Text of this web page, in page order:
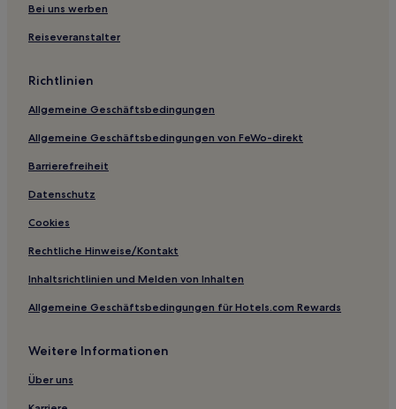
Bei uns werben
Reiseveranstalter
Richtlinien
Allgemeine Geschäftsbedingungen
Allgemeine Geschäftsbedingungen von FeWo-direkt
Barrierefreiheit
Datenschutz
Cookies
Rechtliche Hinweise/Kontakt
Inhaltsrichtlinien und Melden von Inhalten
Allgemeine Geschäftsbedingungen für Hotels.com Rewards
Weitere Informationen
Über uns